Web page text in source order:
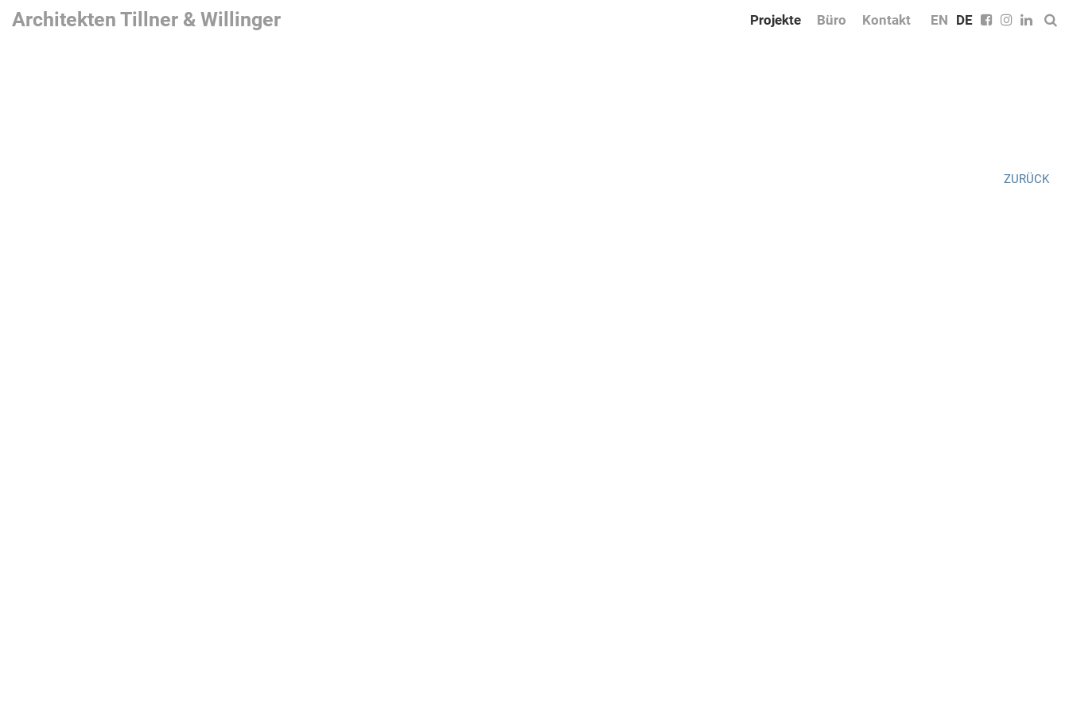
Architekten Tillner & Willinger Projekte Büro Kontakt EN DE
ZURÜCK